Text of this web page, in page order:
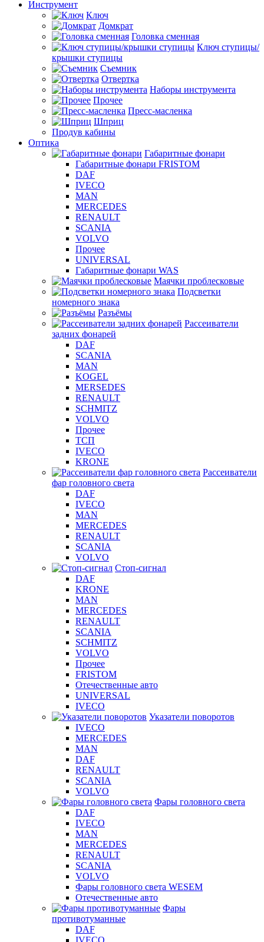
Инструмент
Ключ
Домкрат
Головка сменная
Ключ ступицы/
крышки ступицы
Съемник
Отвертка
Наборы инструмента
Прочее
Пресс-масленка
Шприц
Продув кабины
Оптика
Габаритные фонари
Габаритные фонари FRISTOM
DAF
IVECO
MAN
MERCEDES
RENAULT
SCANIA
VOLVO
Прочее
UNIVERSAL
Габаритные фонари WAS
Маячки проблесковые
Подсветки
номерного знака
Разъёмы
Рассеиватели
задних фонарей
DAF
SCANIA
MAN
KOGEL
MERSEDES
RENAULT
SCHMITZ
VOLVO
Прочее
ТСП
IVECO
KRONE
Рассеиватели
фар головного света
DAF
IVECO
MAN
MERCEDES
RENAULT
SCANIA
VOLVO
Стоп-сигнал
DAF
KRONE
MAN
MERCEDES
RENAULT
SCANIA
SCHMITZ
VOLVO
Прочее
FRISTOM
Отечественные авто
UNIVERSAL
IVECO
Указатели поворотов
IVECO
MERCEDES
MAN
DAF
RENAULT
SCANIA
VOLVO
Фары головного света
DAF
IVECO
MAN
MERCEDES
RENAULT
SCANIA
VOLVO
Фары головного света WESEM
Отечественные авто
Фары
противотуманные
DAF
IVECO